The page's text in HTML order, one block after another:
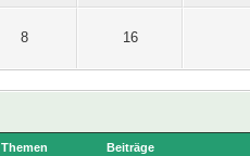
8 16
Themen Beiträge